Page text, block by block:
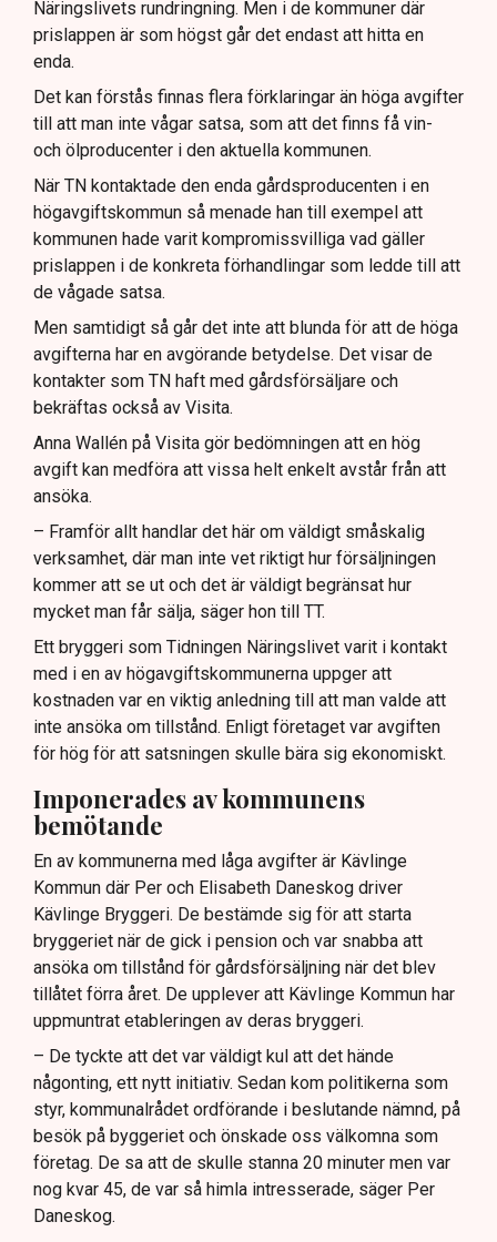
Näringslivets rundringning. Men i de kommuner där
prislappen är som högst går det endast att hitta en
enda.
Det kan förstås finnas flera förklaringar än höga avgifter
till att man inte vågar satsa, som att det finns få vin-
och ölproducenter i den aktuella kommunen.
När TN kontaktade den enda gårdsproducenten i en
högavgiftskommun så menade han till exempel att
kommunen hade varit kompromissvilliga vad gäller
prislappen i de konkreta förhandlingar som ledde till att
de vågade satsa.
Men samtidigt så går det inte att blunda för att de höga
avgifterna har en avgörande betydelse. Det visar de
kontakter som TN haft med gårdsförsäljare och
bekräftas också av Visita.
Anna Wallén på Visita gör bedömningen att en hög
avgift kan medföra att vissa helt enkelt avstår från att
ansöka.
– Framför allt handlar det här om väldigt småskalig
verksamhet, där man inte vet riktigt hur försäljningen
kommer att se ut och det är väldigt begränsat hur
mycket man får sälja, säger hon till TT.
Ett bryggeri som Tidningen Näringslivet varit i kontakt
med i en av högavgiftskommunerna uppger att
kostnaden var en viktig anledning till att man valde att
inte ansöka om tillstånd. Enligt företaget var avgiften
för hög för att satsningen skulle bära sig ekonomiskt.
Imponerades av kommunens
bemötande
En av kommunerna med låga avgifter är Kävlinge
Kommun där Per och Elisabeth Daneskog driver
Kävlinge Bryggeri. De bestämde sig för att starta
bryggeriet när de gick i pension och var snabba att
ansöka om tillstånd för gårdsförsäljning när det blev
tillåtet förra året. De upplever att Kävlinge Kommun har
uppmuntrat etableringen av deras bryggeri.
– De tyckte att det var väldigt kul att det hände
någonting, ett nytt initiativ. Sedan kom politikerna som
styr, kommunalrådet ordförande i beslutande nämnd, på
besök på byggeriet och önskade oss välkomna som
företag. De sa att de skulle stanna 20 minuter men var
nog kvar 45, de var så himla intresserade, säger Per
Daneskog.